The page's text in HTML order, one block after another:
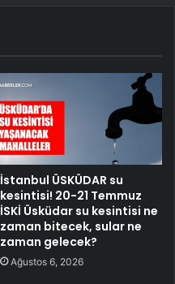
İstanbul ÜSKÜDAR su
kesintisi! 20-21 Temmuz
İSKİ Üsküdar su kesintisi ne
zaman bitecek, sular ne
zaman gelecek?
Ağustos 6, 2026